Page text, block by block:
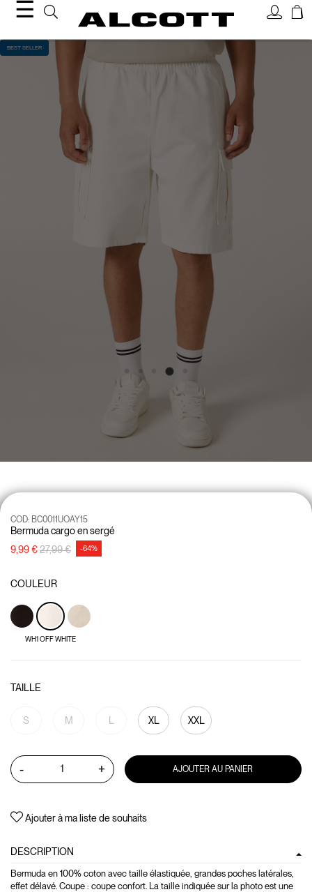
☰
BEST SELLER
Bermuda cargo en sergé
COD: BC0011UOAY15
9,99 €Prix réduit de
27,99 €à -64%
COULEUR
WH1 OFF WHITE
TAILLE
S M XL XXL
- + AJOUTER AU PANIER
Ajouter à ma liste de souhaits
DESCRIPTION
Bermuda en 100% coton avec taille élastiquée, grandes poches latérales,
effet délavé. Coupe : coupe confort. La taille indiquée sur la photo est une